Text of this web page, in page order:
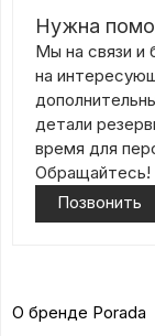
Нужна
Мы на связи и
на
детали
время для
Обращайтесь!
Позвонить
О бренде Porada